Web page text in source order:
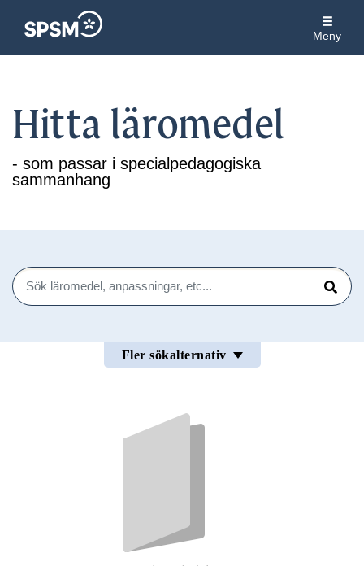
Meny
Hitta läromedel
- som passar i specialpedagogiska
sammanhang
Sök
Sök
Fler sökalternativ